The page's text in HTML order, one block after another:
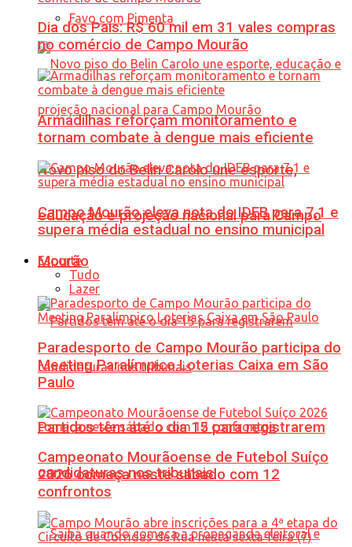
Favo com Pimenta
Novo piso do Belin Carolo une esporte,
educação e projeção nacional para Campo
Mourão
Partidos têm até o dia 15 para registrarem
candidaturas nos tribunais
Dia dos Pais: R$ 60 mil em 31 vales compras
no comércio de Campo Mourão
Armadilhas reforçam monitoramento e
tornam combate à dengue mais eficiente
Campo Mourão eleva nota do IDEB para 7,1 e
supera média estadual no ensino municipal
Esporte
Tudo
Lazer
Paradesporto de Campo Mourão participa do
Meeting Paralímpico Loterias Caixa em São
Paulo
Campeonato Mourãoense de Futebol Suíço
2026 começa neste sábado com 12
confrontos